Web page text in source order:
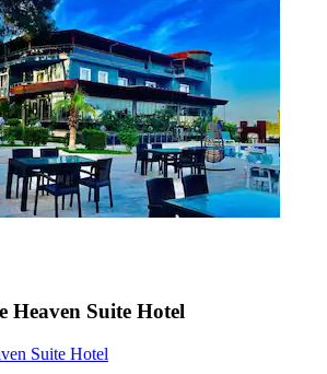
Heaven Suite Hotel
Suite Hotel